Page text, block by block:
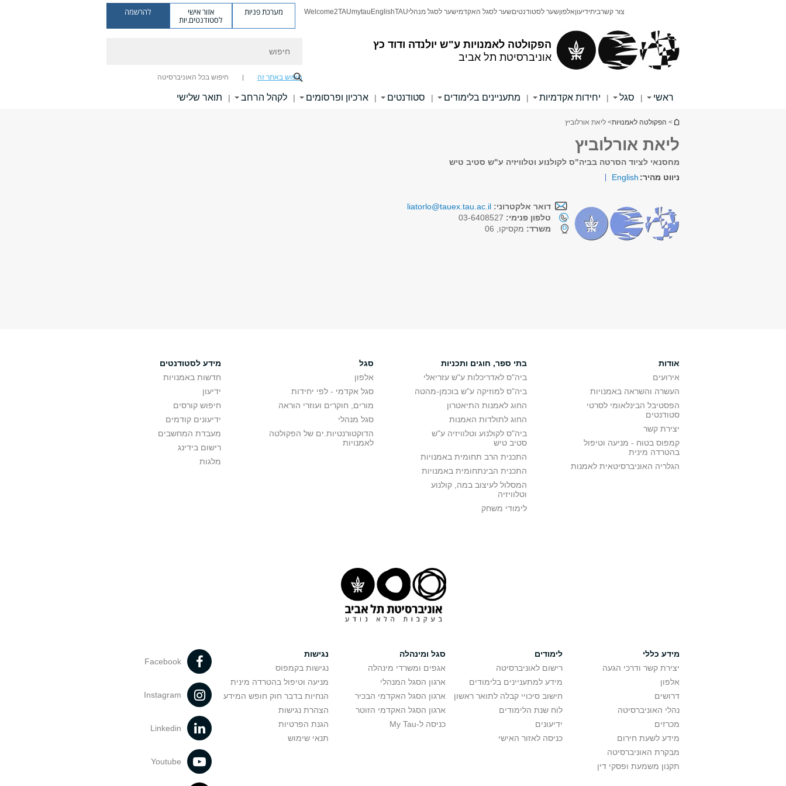
הפקולטה לאמנויות ע"ש יולנדה ודוד כץ
אוניברסיטת תל אביב
צור קשרביתידיעוןאלפוןשער לסטודנטיםשער לסגל האקדמישער לסגל מנהליTAU
English
mytau
Welcome2TAU מערכת פניות אזור אישי
לסטודנטים.יות
להרשמה
חיפוש באתר זה חיפוש בכל האוניברסיטה
ראשי | סגל | יחידות אקדמיות | מתעניינים בלימודים | סטודנטים | ארכיון ופרסומים | לקהל הרחב | תואר שלישי
הינך נמצא כאן
> הפקולטה לאמנויות> ליאת אורלוביץ
ליאת אורלוביץ
מחסנאי לציוד הסרטה בביה"ס לקולנוע וטלוויזיה ע"ש סטיב טיש
ניווט מהיר: English
דואר אלקטרוני: liatorlo@tauex.tau.ac.il
טלפון פנימי:
משרד: מקסיקו, 06
אודות
אירועים
העשרה והשראה באמנויות
הפסטיבל הבינלאומי לסרטי
סטודנטים
יצירת קשר
קמפוס בטוח - מניעה וטיפול
בהטרדה מינית
הגלריה האוניברסיטאית לאמנות
בתי ספר, חוגים ותכניות
ביה"ס לאדריכלות ע"ש עזריאלי
ביה"ס למוזיקה ע"ש בוכמן-מהטה
החוג לאמנות התיאטרון
החוג לתולדות האמנות
ביה"ס לקולנוע וטלוויזיה ע"ש
סטיב טיש
התכנית הרב תחומית באמנויות
התכנית הבינתחומית באמנויות
המסלול לעיצוב במה, קולנוע
וטלוויזיה
לימודי משחק
סגל
אלפון
סגל אקדמי - לפי יחידות
מורים, חוקרים ועוזרי הוראה
סגל מנהלי
הדוקטורנטיות.ים של הפקולטה
לאמנויות
מידע לסטודנטים
חדשות באמנויות
ידיעון
חיפוש קורסים
ידיעונים קודמים
מעבדת המחשבים
רישום בידינג
מלגות
מידע כללי
יצירת קשר ודרכי הגעה
אלפון
דרושים
נהלי האוניברסיטה
מכרזים
מידע לשעת חירום
מבקרת האוניברסיטה
תקנון משמעת ופסקי דין
לימודים
רישום לאוניברסיטה
מידע למתעניינים בלימודים
חישוב סיכויי קבלה לתואר ראשון
לוח שנת הלימודים
ידיעונים
כניסה לאזור האישי
סגל ומינהלה
אגפים ומשרדי מינהלה
ארגון הסגל המנהלי
ארגון הסגל האקדמי הבכיר
ארגון הסגל האקדמי הזוטר
כניסה ל-My Tau
נגישות
נגישות בקמפוס
מניעה וטיפול בהטרדה מינית
הנחיות בדבר חוק חופש המידע
הצהרת נגישות
הגנת הפרטיות
תנאי שימוש
Facebook
Instagram
Linkedin
Youtube